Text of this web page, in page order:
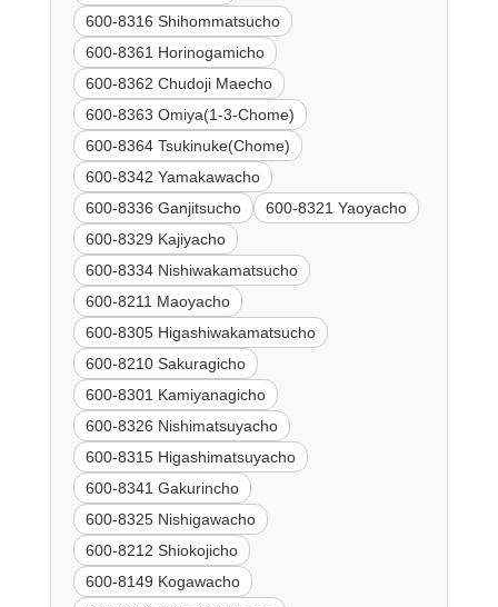
600-8316 Shihommatsucho
600-8361 Horinogamicho
600-8362 Chudoji Maecho
600-8363 Omiya(1-3-Chome)
600-8364 Tsukinuke(Chome)
600-8342 Yamakawacho
600-8336 Ganjitsucho
600-8321 Yaoyacho
600-8329 Kajiyacho
600-8334 Nishiwakamatsucho
600-8211 Maoyacho
600-8305 Higashiwakamatsucho
600-8210 Sakuragicho
600-8301 Kamiyanagicho
600-8326 Nishimatsuyacho
600-8315 Higashimatsuyacho
600-8341 Gakurincho
600-8325 Nishigawacho
600-8212 Shiokojicho
600-8149 Kogawacho